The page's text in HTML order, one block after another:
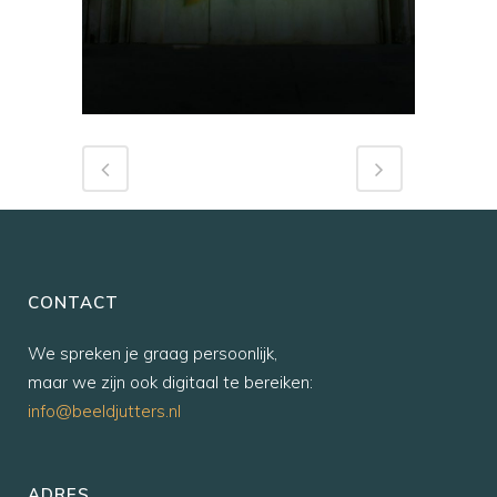
CONTACT
We spreken je graag persoonlijk,
maar we zijn ook digitaal te bereiken:
info@beeldjutters.nl